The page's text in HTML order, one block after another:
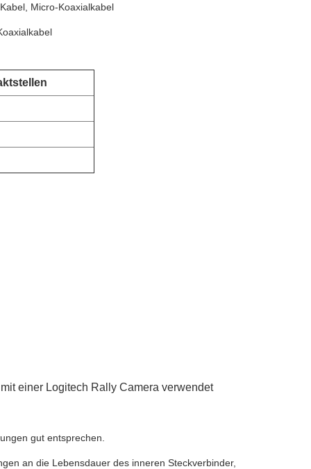
Micro-Koaxialkabel
einer Logitech Rally Camera verwendet
gut entsprechen.
an die Lebensdauer des inneren Steckverbinder,